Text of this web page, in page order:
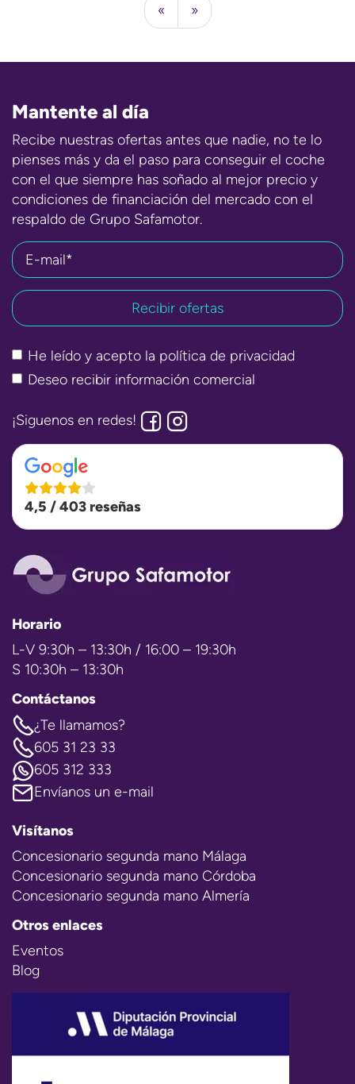
« »
Mantente al día
Recibe nuestras ofertas antes que nadie, no te lo
pienses más y da el paso para conseguir el coche
con el que siempre has soñado al mejor precio y
condiciones de financiación del mercado con el
respaldo de Grupo Safamotor.
E-mail*
He leído y acepto la política de privacidad
Deseo recibir información comercial
¡Siguenos en redes!
4,5 / 403 reseñas
Horario
L-V 9:30h – 13:30h / 16:00 – 19:30h
S 10:30h – 13:30h
Contáctanos
¿Te llamamos?
605 31 23 33
605 312 333
Envíanos un e-mail
Visítanos
Concesionario segunda mano Málaga
Concesionario segunda mano Córdoba
Concesionario segunda mano Almería
Otros enlaces
Eventos
Blog